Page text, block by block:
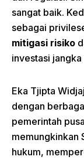
sangat baik.
sebagai
mitigasi risiko
investasi jangka
Eka Tjipta
dengan
pemerintah
memungkinkan
hukum,